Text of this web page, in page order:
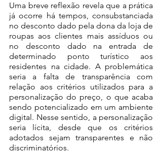
Uma breve reflexão revela que a prática
já ocorre há tempos, consubstanciada
no desconto dado pela dona da loja de
roupas aos clientes mais assíduos ou
no desconto dado na entrada de
determinado ponto turístico aos
residentes na cidade. A problemática
seria a falta de transparência com
relação aos critérios utilizados para a
personalização do preço, o que acaba
sendo potencializado em um ambiente
digital. Nesse sentido, a personalização
seria lícita, desde que os critérios
adotados sejam transparentes e não
discriminatórios.